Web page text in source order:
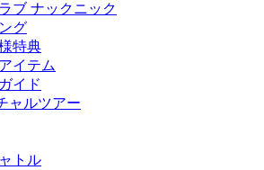
ブ ナックニック
グ
特典
イテム
イド
ャルツアー
トル